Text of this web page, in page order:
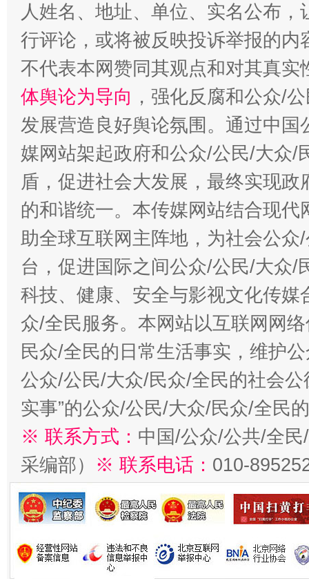
人姓名、地址、单位、实名公布
行评论，或将被反映投诉举报的
不代表本网赞同其观点和对其真实
体舆论为导向 ，强化反腐和公众/
发展营造良好舆论氛围。通过中
媒网站架起政府和公众/公民/大众/
盾，促进社会大发展，最终实现
的和谐统一。本传媒网站结合现
助全球互联网主阵地，为社会公
台，促进国际之间公众/公民/大众/
科技、健康、安全与影视文化传
众/全民服务。本网站以互联网网
民众/全民的日常生活事实，维护
公众/公民/大众/民众/全民的社会公
实事”的公众/公民/大众/民众/全民
※ 联系方式： 中国/公众/公共/全
采编部） ※ 联系电话： 010-